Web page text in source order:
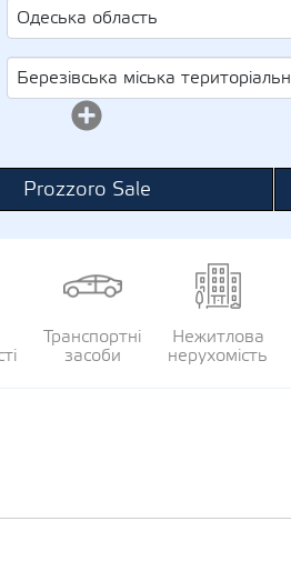
Одеська область
Березівська міська територіальна громада (колишня Златоустівська сільська рада)
Prozzoro Sale
Транспортні
засоби
Нежитлова
нерухомість